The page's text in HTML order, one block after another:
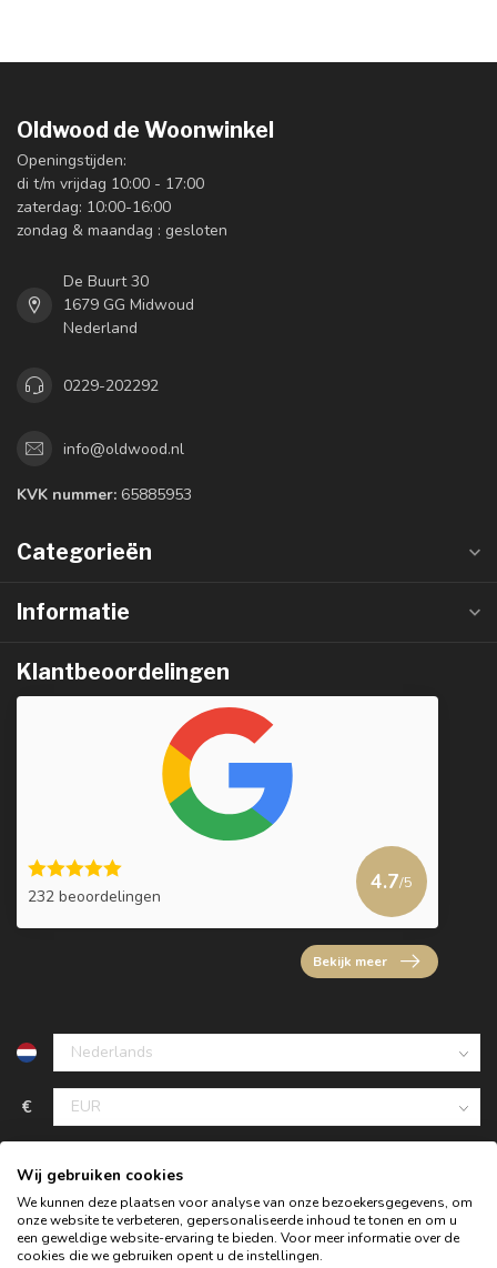
Oldwood de Woonwinkel
Openingstijden:
di t/m vrijdag 10:00 - 17:00
zaterdag: 10:00-16:00
zondag & maandag : gesloten
De Buurt 30
1679 GG Midwoud
Nederland
0229-202292
info@oldwood.nl
KVK nummer: 65885953
Categorieën
Informatie
Klantbeoordelingen
232 beoordelingen
4.7/5
Bekijk meer
€
Wij gebruiken cookies
We kunnen deze plaatsen voor analyse van onze bezoekersgegevens, om
onze website te verbeteren, gepersonaliseerde inhoud te tonen en om u
een geweldige website-ervaring te bieden. Voor meer informatie over de
cookies die we gebruiken opent u de instellingen.